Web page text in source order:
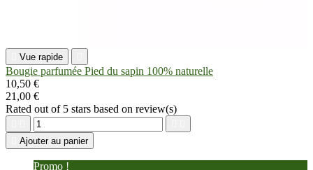
Vue rapide
Bougie parfumée Pied du sapin 100% naturelle
10,50 €
21,00 €
Rated out of 5 stars based on review(s)
Ajouter au panier
Promo !